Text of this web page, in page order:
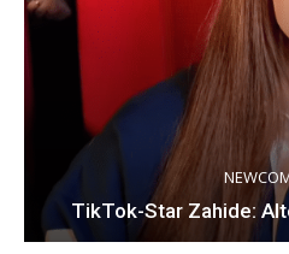
TikTok-Star Zahide: